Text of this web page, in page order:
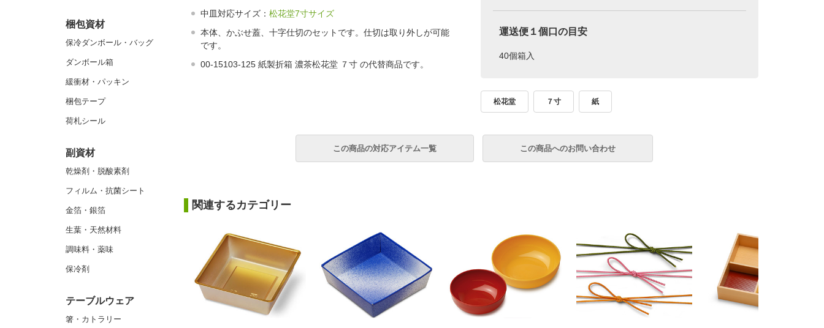
梱包資材
保冷ダンボール・バッグ
ダンボール箱
緩衝材・パッキン
梱包テープ
荷札シール
副資材
乾燥剤・脱酸素剤
フィルム・抗菌シート
金箔・銀箔
生葉・天然材料
調味料・薬味
保冷剤
テーブルウェア
箸・カトラリー
中皿対応サイズ：松花堂7寸サイズ
本体、かぶせ蓋、十字仕切のセットです。仕切は取り外しが可能
です。
00-15103-125 紙製折箱 濃茶松花堂 ７寸 の代替商品です。
運送便１個口の目安
40個箱入
松花堂 ７寸 紙
関連するカテゴリー